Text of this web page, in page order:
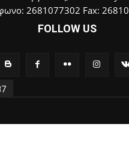
2681077302 Fax:
FOLLOW US